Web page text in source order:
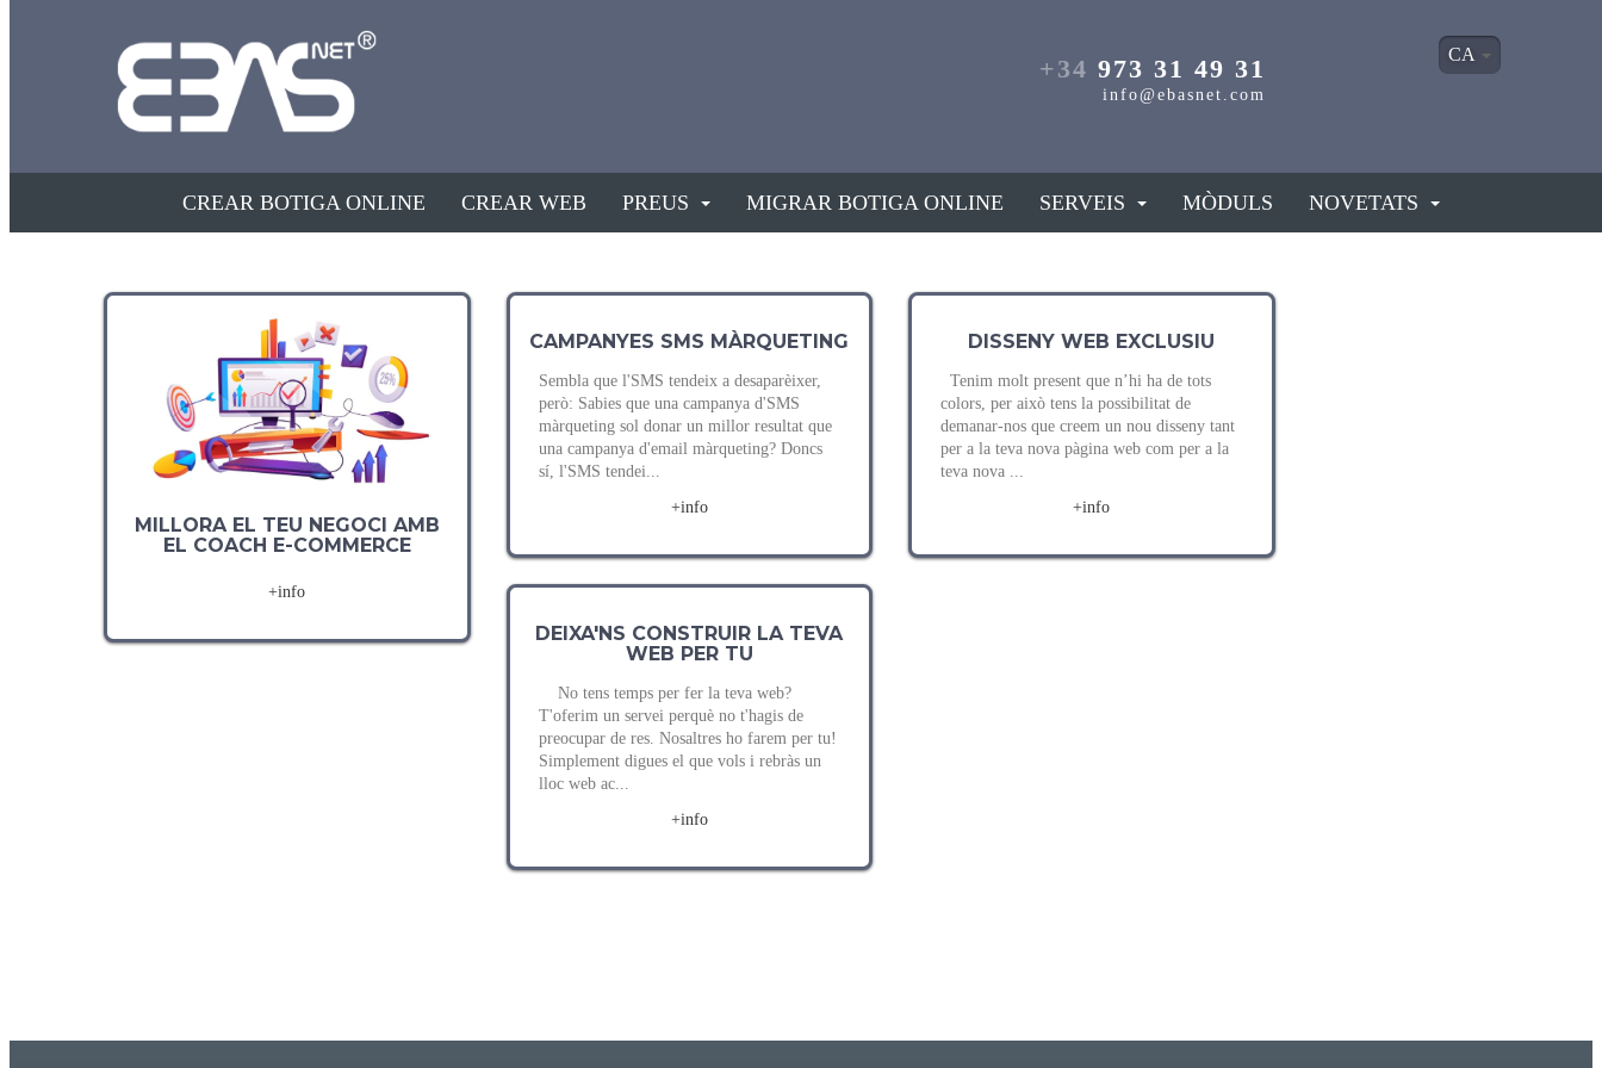
CA
CREAR BOTIGA ONLINE CREAR WEB PREUS MIGRAR BOTIGA ONLINE SERVEIS MÒDULS NOVETATS
Altres serveis
MILLORA EL TEU NEGOCI AMB
EL COACH E-COMMERCE
+info
CAMPANYES SMS MÀRQUETING
Sembla que l'SMS tendeix a desaparèixer,
però: Sabies que una campanya d'SMS
màrqueting sol donar un millor resultat que
una campanya d'email màrqueting? Doncs
sí, l'SMS tendei...
+info
DISSENY WEB EXCLUSIU
Tenim molt present que n’hi ha de tots
colors, per això tens la possibilitat de
demanar-nos que creem un nou disseny tant
per a la teva nova pàgina web com per a la
teva nova ...
+info
DEIXA'NS CONSTRUIR LA TEVA
WEB PER TU
No tens temps per fer la teva web?
T'oferim un servei perquè no t'hagis de
preocupar de res. Nosaltres ho farem per tu!
Simplement digues el que vols i rebràs un
lloc web ac...
+info
+34 973 31 49 31
info@ebasnet.com